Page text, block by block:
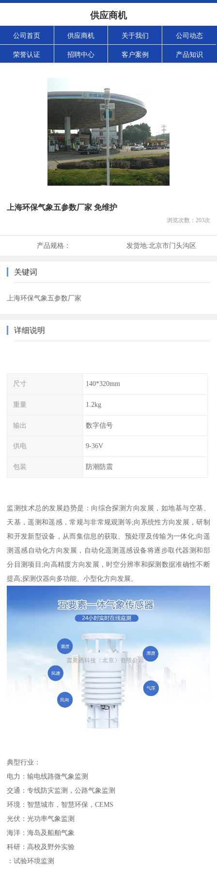
供应商机
公司首页 供应商机 关于我们 公司动态
荣誉认证 招聘中心 客户案例 产品知识
上海环保气象五参数厂家 免维护
浏览次数： 203次
产品规格： 发货地:北京市门头沟区
关键词
上海环保气象五参数厂家
详细说明
尺寸 140*320mm
重量 1.2kg
输出 数字信号
供电 9-36V
包装 防潮防震
监测技术总的发展趋势是：向综合探测方向发展，如地基与空基、
天基，遥测和遥感，常规与非常规观测等;向系统性方向发展，研制
和开发新型设备，从而集信息的获取、预处理及传输为一体化;向遥
测遥感自动化方向发展，自动化遥测遥感设备将逐步取代器测和部
分目测项目;向高精度方向发展，时空分辨率和探测数据准确性不断
提高;探测仪器向多功能、小型化方向发展。
典型行业：
电力：输电线路微气象监测
交通：专线防灾监测，公路气象监测
环境：智慧城市，智慧环保，CEMS
光伏：光功率气象监测
海洋：海岛及船舶气象
科研：高校及野外实验
：试验环境监测